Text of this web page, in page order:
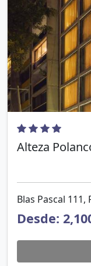
Alteza
Blas Pascal
Desde: